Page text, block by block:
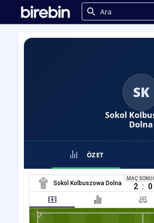
SK
Sokol
Dolna
ÖZET
Sokol Kolbuszowa Dolna
MAÇ
2 : 0